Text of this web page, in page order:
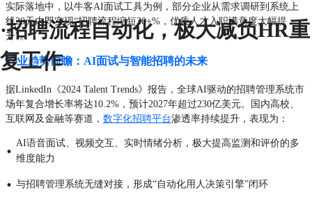
·招聘流程自动化，极大减负HR重
复工作
实际落地中，以牛客AI面试工具为例，部分企业从需求调研到系统上
线20天内即实现“招聘流程缩短30+%，优质人才入职满意度大幅提
升”。
行业趋势前瞻：AI面试与智能招聘的未来
据LinkedIn《2024 Talent Trends》报告，全球AI驱动的招聘管理系统市
场年复合增长率将达10.2%，预计2027年超过230亿美元。国内高校、
互联网及金融等赛道， 数字化招聘平台渗透率持续提升，表现为：
· AI语音面试、视频交互、实时情绪分析，极大提高监测和评价的多
维度能力
· 与招聘管理系统无缝对接，形成“自动化用人决策引擎”闭环